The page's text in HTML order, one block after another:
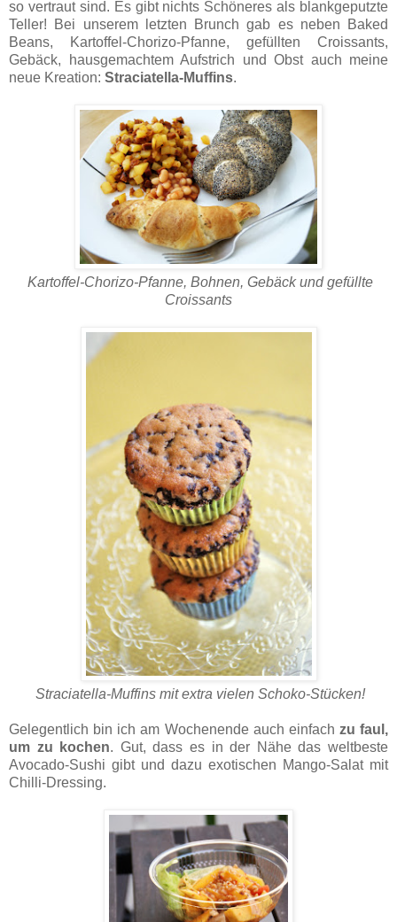
so vertraut sind. Es gibt nichts Schöneres als blankgeputzte
Teller! Bei unserem letzten Brunch gab es neben Baked
Beans, Kartoffel-Chorizo-Pfanne, gefüllten Croissants,
Gebäck, hausgemachtem Aufstrich und Obst auch meine
neue Kreation: Straciatella-Muffins.
Kartoffel-Chorizo-Pfanne, Bohnen, Gebäck und gefüllte
Croissants
Straciatella-Muffins mit extra vielen Schoko-Stücken!
Gelegentlich bin ich am Wochenende auch einfach zu faul,
um zu kochen. Gut, dass es in der Nähe das weltbeste
Avocado-Sushi gibt und dazu exotischen Mango-Salat mit
Chilli-Dressing.